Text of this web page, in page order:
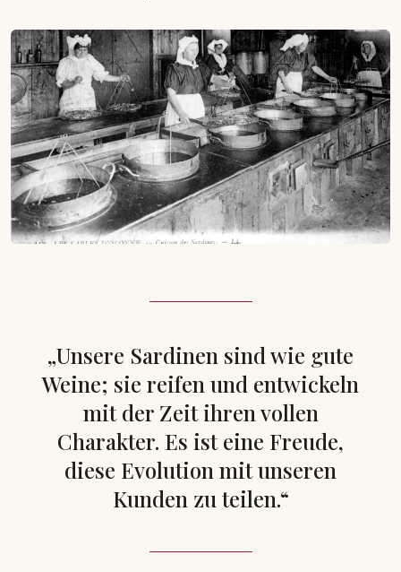
„Unsere Sardinen sind wie gute
Weine; sie reifen und entwickeln
mit der Zeit ihren vollen
Charakter. Es ist eine Freude,
diese Evolution mit unseren
Kunden zu teilen.“